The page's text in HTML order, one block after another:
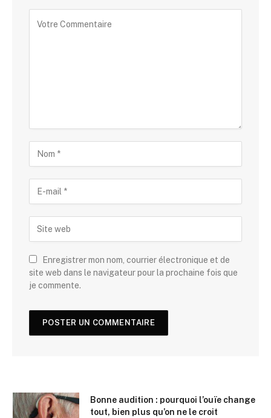
Enregistrer mon nom, courrier électronique et de
site web dans le navigateur pour la prochaine fois que
je commente.
Bonne audition : pourquoi l’ouïe change
tout, bien plus qu’on ne le croit